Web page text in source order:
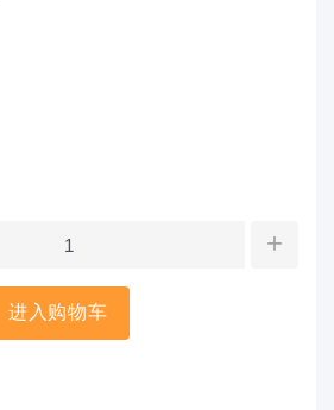
+
进入购物车